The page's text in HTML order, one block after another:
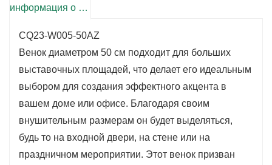
информация о продукте
CQ23-W005-50AZ
Венок диаметром 50 см подходит для больших
выставочных площадей, что делает его идеальным
выбором для создания эффектного акцента в
вашем доме или офисе. Благодаря своим
внушительным размерам он будет выделяться,
будь то на входной двери, на стене или на
праздничном мероприятии. Этот венок призван